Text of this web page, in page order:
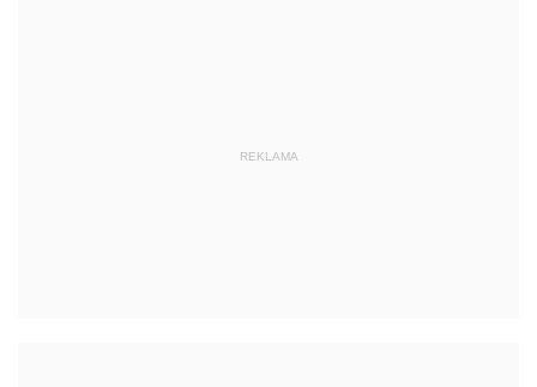
REKLAMA